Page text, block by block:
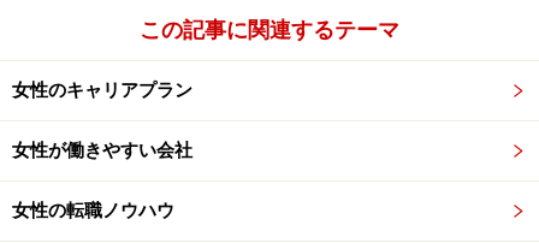
この記事に関連するテーマ
女性のキャリアプラン
女性が働きやすい会社
女性の転職ノウハウ